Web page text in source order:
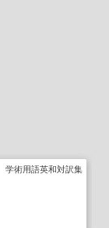
学術用語英和対訳集